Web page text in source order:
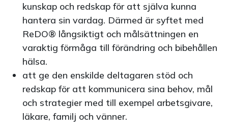
kunskap och redskap för att själva kunna
hantera sin vardag. Därmed är syftet med
ReDO® långsiktigt och målsättningen en
varaktig förmåga till förändring och bibehållen
hälsa.
att ge den enskilde deltagaren stöd och
redskap för att kommunicera sina behov, mål
och strategier med till exempel arbetsgivare,
läkare, familj och vänner.